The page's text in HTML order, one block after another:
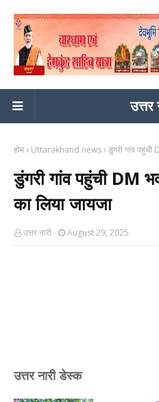
उत्तर
होम Uttarakhand news डुंगरी गांव पहुंची
डुंगरी गांव पहुंची DM
का लिया जायजा
उत्तर नारी August 29, 2025
उत्तर नारी डेस्क